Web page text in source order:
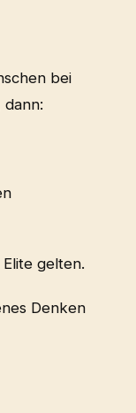
bei
gelten.
Denken